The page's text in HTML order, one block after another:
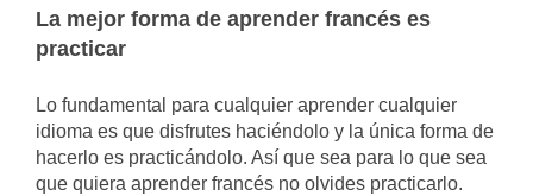
La mejor forma de aprender francés es
practicar
Lo fundamental para cualquier aprender cualquier
idioma es que disfrutes haciéndolo y la única forma de
hacerlo es practicándolo. Así que sea para lo que sea
que quiera aprender francés no olvides practicarlo.